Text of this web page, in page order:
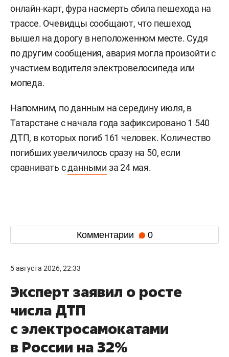
онлайн-карт, фура насмерть сбила пешехода на
трассе. Очевидцы сообщают, что пешеход
вышел на дорогу в неположенном месте. Судя
по другим сообщения, авария могла произойти с
участием водителя электровелосипеда или
мопеда.
Напомним, по данным на середину июля, в
Татарстане с начала годазафиксировано1 540
ДТП, в которых погиб 161 человек. Количество
погибших увеличилось сразу на 50, если
сравнивать сданными за 24 мая.
Комментарии 0
5 августа 2026, 22:33
Эксперт заявил о росте
числа ДТП
с электросамокатами
в России на 32%